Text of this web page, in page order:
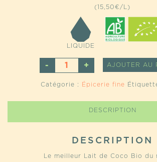
(15,50€/L)
LIQUIDE
QUANTITÉ
DE
SRI
AJOUTER AU
Catégorie : Épicerie fine
DESCRIPTION
DESCRIPTION
Le meilleur Lait de Coco Bio du